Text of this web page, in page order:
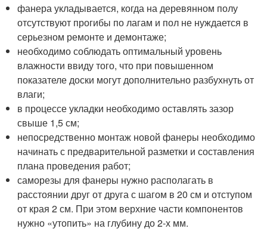
фанера укладывается, когда на деревянном полу
отсутствуют прогибы по лагам и пол не нуждается в
серьезном ремонте и демонтаже;
необходимо соблюдать оптимальный уровень
влажности ввиду того, что при повышенном
показателе доски могут дополнительно разбухнуть от
влаги;
в процессе укладки необходимо оставлять зазор
свыше 1,5 см;
непосредственно монтаж новой фанеры необходимо
начинать с предварительной разметки и составления
плана проведения работ;
саморезы для фанеры нужно располагать в
расстоянии друг от друга с шагом в 20 см и отступом
от края 2 см. При этом верхние части компонентов
нужно «утопить» на глубину до 2-х мм.